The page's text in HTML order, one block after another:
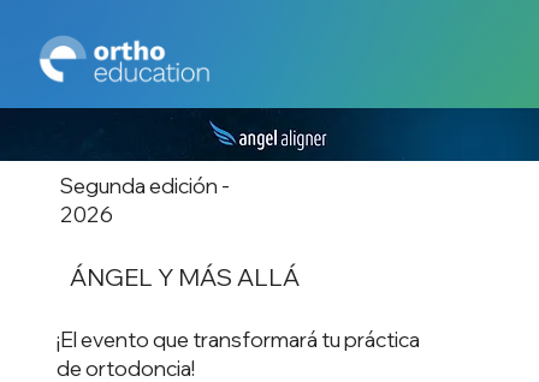
Segunda edición -
2026
ÁNGEL Y MÁS ALLÁ
¡El evento que transformará tu práctica
de ortodoncia!